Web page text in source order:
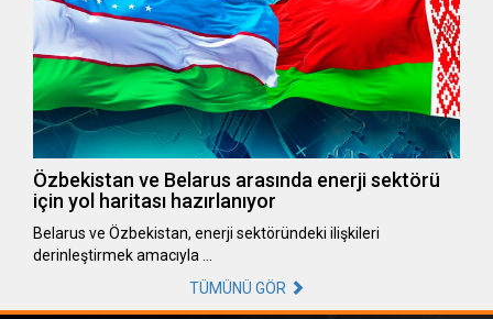
Özbekistan ve Belarus arasında enerji sektörü
için yol haritası hazırlanıyor
Belarus ve Özbekistan, enerji sektöründeki ilişkileri
derinleştirmek amacıyla …
TÜMÜNÜ GÖR